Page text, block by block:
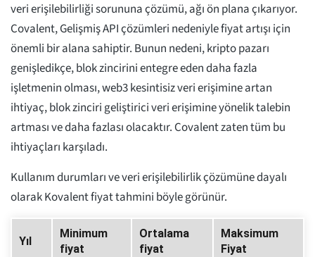
veri erişilebilirliği sorununa çözümü, ağı ön plana çıkarıyor.
Covalent, Gelişmiş API çözümleri nedeniyle fiyat artışı için
önemli bir alana sahiptir. Bunun nedeni, kripto pazarı
genişledikçe, blok zincirini entegre eden daha fazla
işletmenin olması, web3 kesintisiz veri erişimine artan
ihtiyaç, blok zinciri geliştirici veri erişimine yönelik talebin
artması ve daha fazlası olacaktır. Covalent zaten tüm bu
ihtiyaçları karşıladı.
Kullanım durumları ve veri erişilebilirlik çözümüne dayalı
olarak Kovalent fiyat tahmini böyle görünür.
Yıl
Minimum
fiyat
Ortalama
fiyat
Maksimum
Fiyat